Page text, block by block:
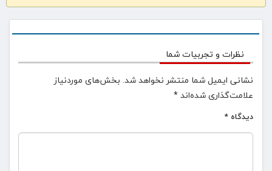
نظرات و تجربیات شما
نشانی ایمیل شما منتشر نخواهد شد. بخش‌های موردنیاز
علامت‌گذاری شده‌اند*
دیدگاه *